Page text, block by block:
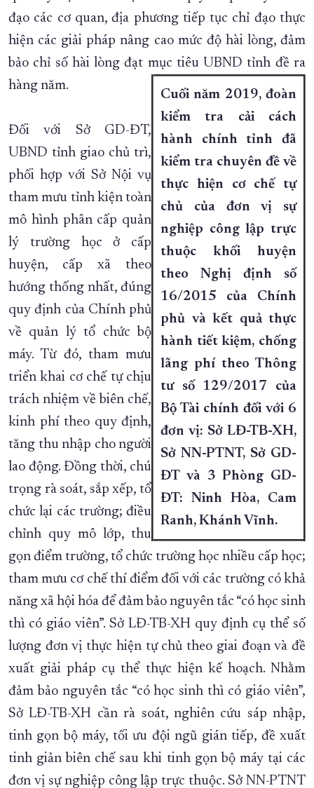
đạo các cơ quan, địa phương tiếp tục chỉ đạo thực
hiện các giải pháp nâng cao mức độ hài lòng, đảm
bảo chỉ số hài lòng đạt mục tiêu UBND tỉnh đề ra
hàng năm.
Cuối năm 2019, đoàn
kiểm tra cải cách
hành chính tỉnh đã
kiểm tra chuyên đề về
thực hiện cơ chế tự
chủ của đơn vị sự
nghiệp công lập trực
thuộc khối huyện
theo Nghị định số
16/2015 của Chính
phủ và kết quả thực
hành tiết kiệm, chống
lãng phí theo Thông
tư số 129/2017 của
Bộ Tài chính đối với 6
đơn vị: Sở LĐ-TB-XH,
Sở NN-PTNT, Sở GD-
ĐT và 3 Phòng GD-
ĐT: Ninh Hòa, Cam
Ranh, Khánh Vĩnh.
Đối với Sở GD-ĐT,
UBND tỉnh giao chủ trì,
phối hợp với Sở Nội vụ
tham mưu tỉnh kiện toàn
mô hình phân cấp quản
lý trường học ở cấp
huyện, cấp xã theo
hướng thống nhất, đúng
quy định của Chính phủ
về quản lý tổ chức bộ
máy. Từ đó, tham mưu
triển khai cơ chế tự chịu
trách nhiệm về biên chế,
kinh phí theo quy định,
tăng thu nhập cho người
lao động. Đồng thời, chú
trọng rà soát, sắp xếp, tổ
chức lại các trường; điều
chỉnh quy mô lớp, thu
gọn điểm trường, tổ chức trường học nhiều cấp học;
tham mưu cơ chế thí điểm đối với các trường có khả
năng xã hội hóa để đảm bảo nguyên tắc “có học sinh
thì có giáo viên”. Sở LĐ-TB-XH quy định cụ thể số
lượng đơn vị thực hiện tự chủ theo giai đoạn và đề
xuất giải pháp cụ thể thực hiện kế hoạch. Nhằm
đảm bảo nguyên tắc “có học sinh thì có giáo viên”,
Sở LĐ-TB-XH cần rà soát, nghiên cứu sáp nhập,
tinh gọn bộ máy, tối ưu đội ngũ gián tiếp, đề xuất
tinh giản biên chế sau khi tinh gọn bộ máy tại các
đơn vị sự nghiệp công lập trực thuộc. Sở NN-PTNT